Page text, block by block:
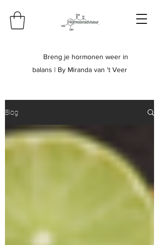
Breng je hormonen weer in
balans | By Miranda van 't Veer
Blog